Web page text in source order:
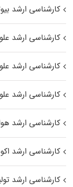
کارشناسی ارشد
کارشناسی ارشد
کارشناسی ارشد
کارشناسی ارشد
کارشناسی ارشد
کارشناسی ارشد
کارشناسی ارشد